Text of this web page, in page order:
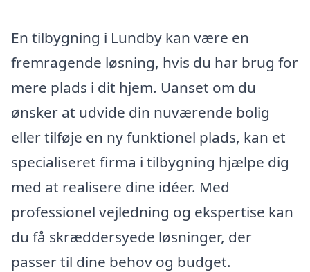
En tilbygning i Lundby kan være en
fremragende løsning, hvis du har brug for
mere plads i dit hjem. Uanset om du
ønsker at udvide din nuværende bolig
eller tilføje en ny funktionel plads, kan et
specialiseret firma i tilbygning hjælpe dig
med at realisere dine idéer. Med
professionel vejledning og ekspertise kan
du få skræddersyede løsninger, der
passer til dine behov og budget.